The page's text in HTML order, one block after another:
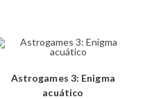
Astrogames 3: Enigma
acuático